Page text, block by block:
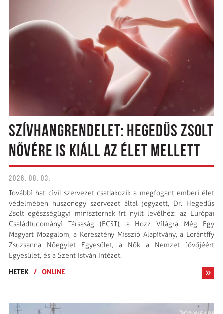
SZÍVHANGRENDELET: HEGEDŰS ZSOLT
NŐVÉRE IS KIÁLL AZ ÉLET MELLETT
2026. 08. 03.
További hat civil szervezet csatlakozik a megfogant emberi élet
védelmében huszonegy szervezet által jegyzett, Dr. Hegedűs
Zsolt egészségügyi miniszternek írt nyílt levélhez: az Európai
Családtudományi Társaság (ECST), a Hozz Világra Még Egy
Magyart Mozgalom, a Keresztény Misszió Alapítvány, a Lorántffy
Zsuzsanna Nőegylet Egyesület, a Nők a Nemzet Jövőjéért
Egyesület, és a Szent István Intézet.
HETEK
/ ONLINE